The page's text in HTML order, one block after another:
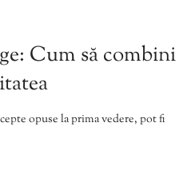
Cum să combini
opuse la prima vedere, pot fi